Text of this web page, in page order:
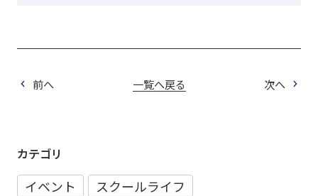
前へ 一覧へ戻る 次へ
カテゴリ
イベント
スクールライフ